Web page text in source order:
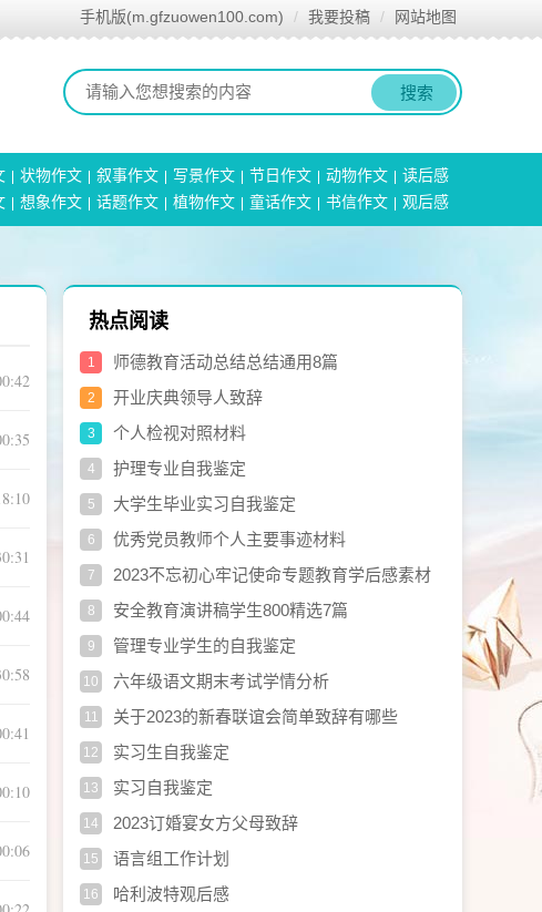
手机版(m.gfzuowen100.com) 我要投稿 网站地图
搜索
状物作文 叙事作文 写景作文 节日作文 动物作文
读后感
想象作文 话题作文 植物作文 童话作文 书信作文 观后感
热点阅读
1 师德教育活动总结总结通用8篇
2 开业庆典领导人致辞
3 个人检视对照材料
4 护理专业自我鉴定
5 大学生毕业实习自我鉴定
6 优秀党员教师个人主要事迹材料
7
2023不忘初心牢记使命专题教育学后感素材
不忘初心牢记使
8 安全教育演讲稿学生800精选7篇
9 管理专业学生的自我鉴定
10 六年级语文期末考试学情分析
11 关于2023的新春联谊会简单致辞有哪些
12 实习生自我鉴定
13 实习自我鉴定
14 2023订婚宴女方父母致辞
15 语言组工作计划
16 哈利波特观后感